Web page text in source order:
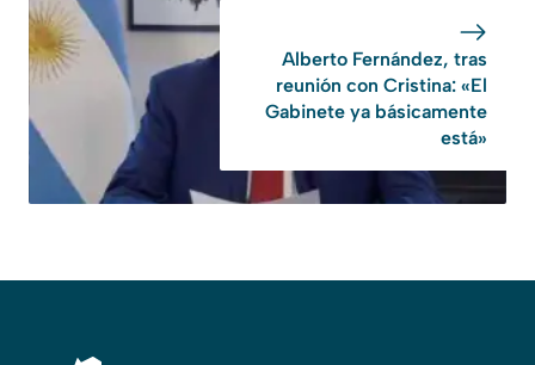
Alberto Fernández, tras
reunión con Cristina: «El
Gabinete ya básicamente
está»